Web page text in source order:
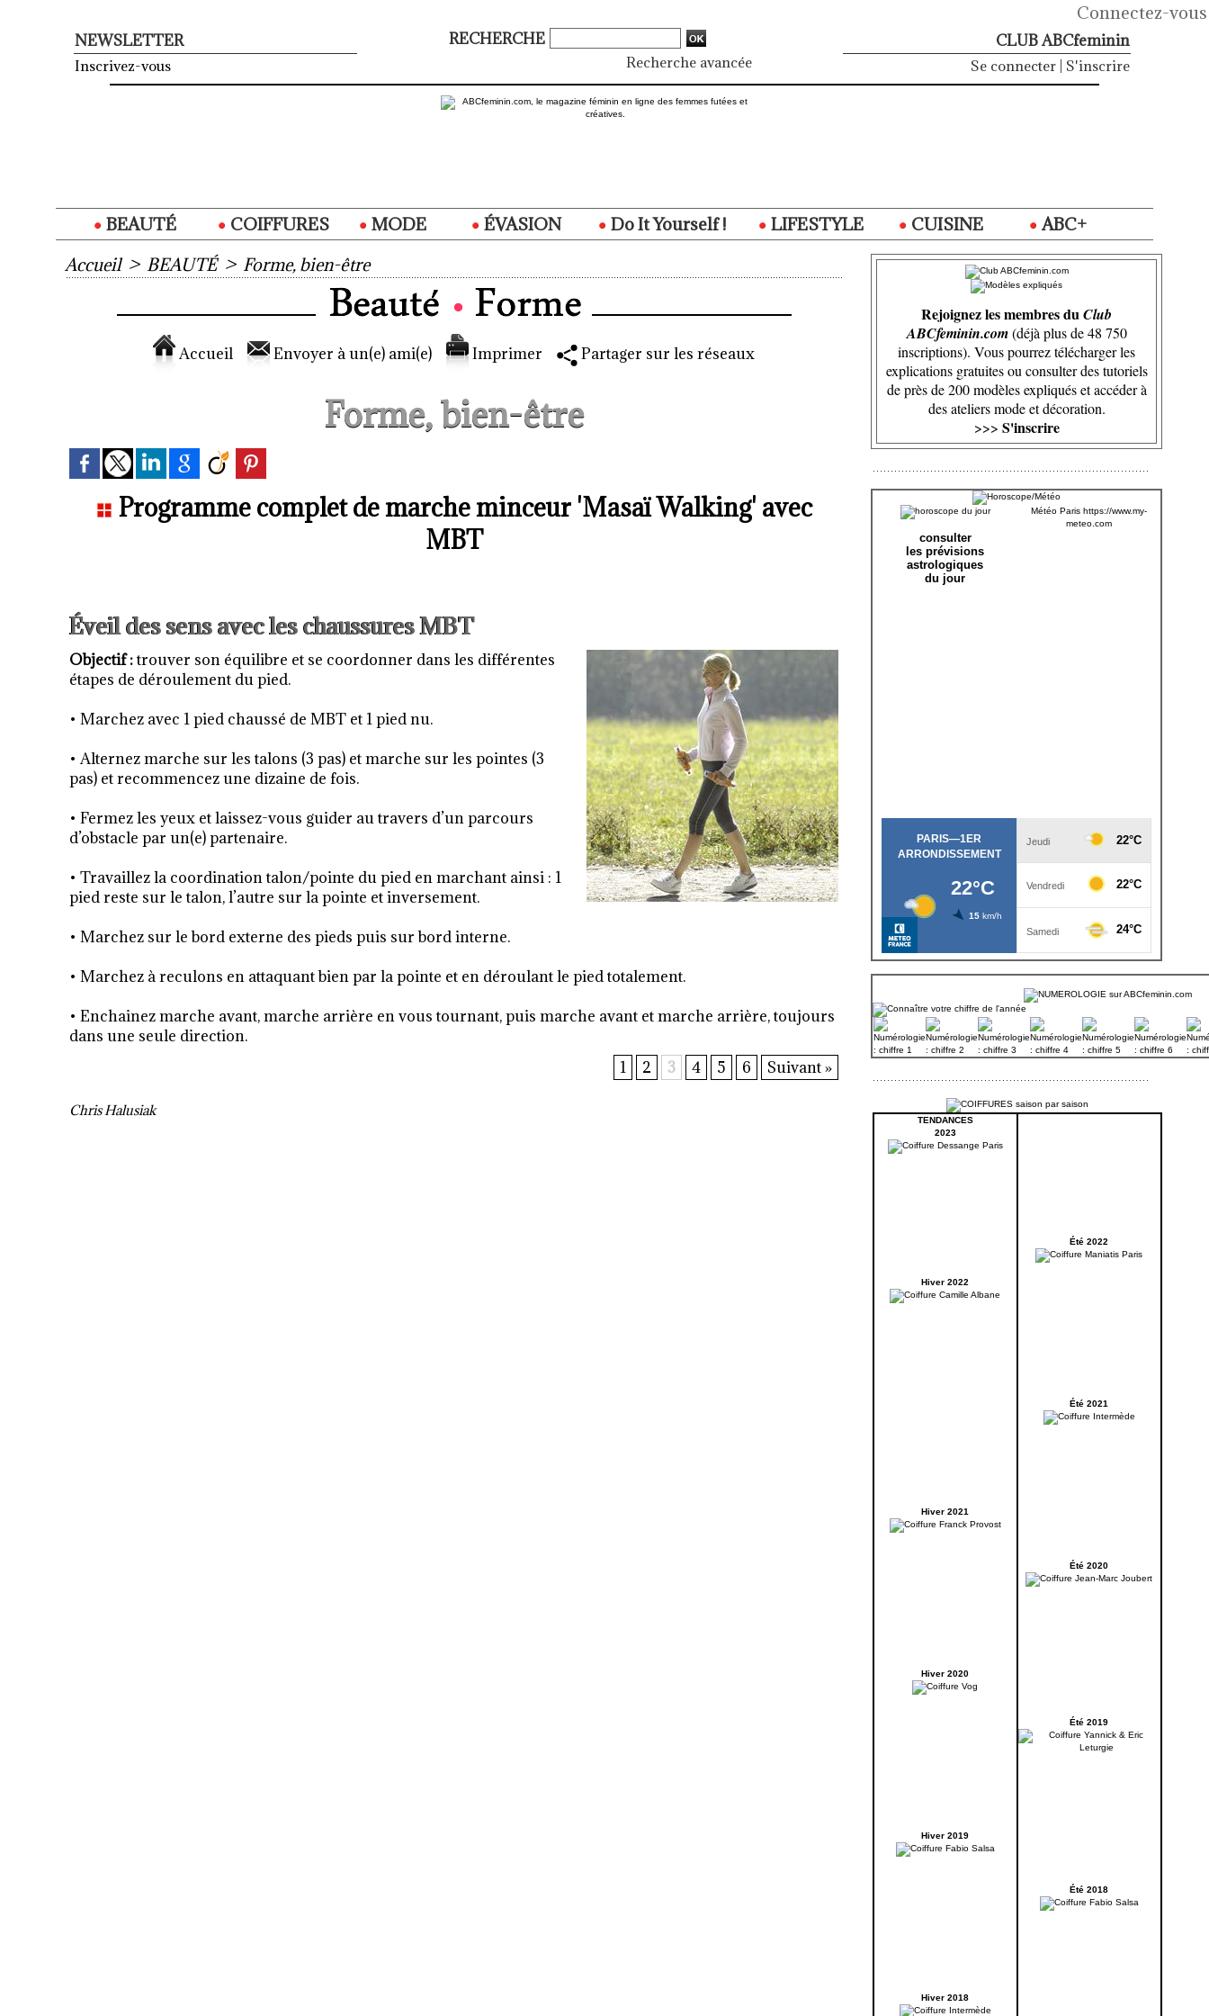
Connectez-vous
NEWSLETTER
Inscrivez-vous
RECHERCHE
Recherche avancée
CLUB ABCfeminin
Se connecter S'inscrire
BEAUTÉ COIFFURES MODE ÉVASION Do It Yourself ! LIFESTYLE CUISINE
ABC+
Accueil > BEAUTÉ > Forme, bien-être
Accueil Envoyer à un(e) ami(e) Imprimer Partager sur les réseaux
Forme, bien-être
Programme complet de marche minceur 'Masaï Walking' avec
MBT
Éveil des sens avec les chaussures MBT
Objectif :trouver son équilibre et se coordonner dans les différentes
étapes de déroulement du pied.
• Marchez avec 1 pied chaussé de MBT et 1 pied nu.
• Alternez marche sur les talons (3 pas) et marche sur les pointes (3
pas) et recommencez une dizaine de fois.
• Fermez les yeux et laissez-vous guider au travers d’un parcours
d’obstacle par un(e) partenaire.
• Travaillez la coordination talon/pointe du pied en marchant ainsi : 1
pied reste sur le talon, l’autre sur la pointe et inversement.
• Marchez sur le bord externe des pieds puis sur bord interne.
• Marchez à reculons en attaquant bien par la pointe et en déroulant le pied totalement.
• Enchainez marche avant, marche arrière en vous tournant, puis marche avant et marche arrière, toujours
dans une seule direction.
1
2 3 4 5 6 Suivant »
Chris Halusiak
Rejoignez les membres duClub
ABCfeminin.com(déjà plus de 48 750
inscriptions). Vous pourrez télécharger les
explications gratuites ou consulter des tutoriels
de près de 200 modèles expliqués et accéder à
des ateliers mode et décoration.
>>> S'inscrire
consulter
les prévisions
astrologiques
du jour
Météo Paris https://www.my-
meteo.com
TENDANCES
2023
Hiver 2022
Hiver 2021
Hiver 2020
Hiver 2019
Hiver 2018
Été 2022
Été 2021
Été 2020
Été 2019
Été 2018